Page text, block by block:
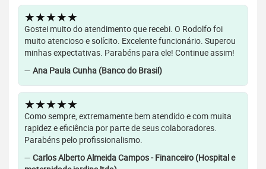
★★★★★
Gostei muito do atendimento que recebi. O Rodolfo foi
muito atencioso e solícito. Excelente funcionário. Superou
minhas expectativas. Parabéns para ele! Continue assim!
— Ana Paula Cunha (Banco do Brasil)
★★★★★
Como sempre, extremamente bem atendido e com muita
rapidez e eficiência por parte de seus colaboradores.
Parabéns pelo profissionalismo.
— Carlos Alberto Almeida Campos - Financeiro (Hospital e